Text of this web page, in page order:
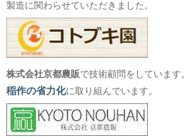
製造に関わらせていただきました。
株式会社京都農販で技術顧問をしています。
稲作の省力化に取り組んでいます。